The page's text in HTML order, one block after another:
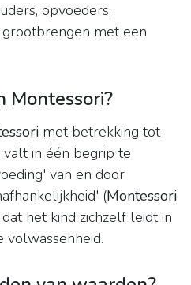
opvoeders,
met een
Montessori?
met betrekking tot
in één begrip te
van en door
(Montessori
het kind zichzelf leidt in
volwassenheid.